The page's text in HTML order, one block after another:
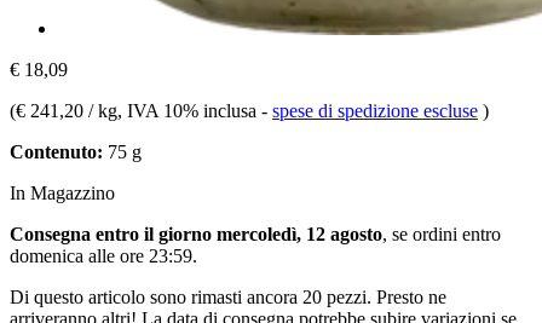
€ 18,09
(€ 241,20 / kg, IVA 10% inclusa - spese di spedizione escluse )
Contenuto: 75 g
In Magazzino
Consegna entro il giorno mercoledì, 12 agosto, se ordini entro
domenica alle ore 23:59.
Di questo articolo sono rimasti ancora 20 pezzi. Presto ne
arriveranno altri! La data di consegna potrebbe subire variazioni se